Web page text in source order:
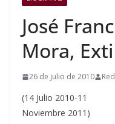
José
Mora,
26 de julio de 2010
(14 Julio 2010-11
Noviembre 2011)